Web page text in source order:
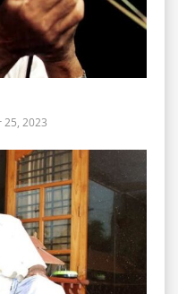
25, 2023